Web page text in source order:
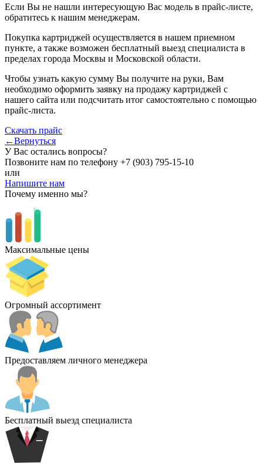
Если Вы не нашли интересующую Вас модель в прайс-листе,
обратитесь к нашим менеджерам.
Покупка картриджей осуществляется в нашем приемном
пункте, а также возможен бесплатный выезд специалиста в
пределах города Москвы и Московской области.
Чтобы узнать какую сумму Вы получите на руки, Вам
необходимо оформить заявку на продажу картриджей с
нашего сайта или подсчитать итог самостоятельно с помощью
прайс-листа.
Скачать прайс
←Вернуться
У Вас остались вопросы?
Позвоните нам по телефону +7 (903) 795-15-10
или
Напишите нам
Почему именно мы?
Максимальные цены
Огромный ассортимент
Предоставляем личного менеджера
Бесплатный выезд специалиста